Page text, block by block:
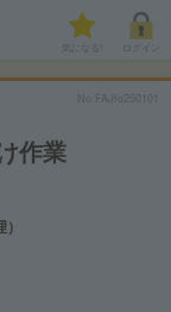
気になる!
No.FAJfo250101
作業